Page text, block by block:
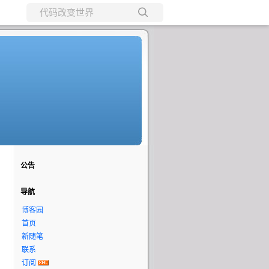
所有博客
公告
导航
博客园
首页
新随笔
联系
订阅